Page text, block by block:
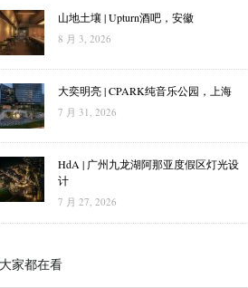
山地土壤 | Upturn酒吧，安徽
8 月 3, 2026
大奕明亮 | CPARK纯音乐公园，上海
7 月 31, 2026
HdA | 广州九龙湖阿那亚度假区灯光设
计
7 月 27, 2026
家都在看